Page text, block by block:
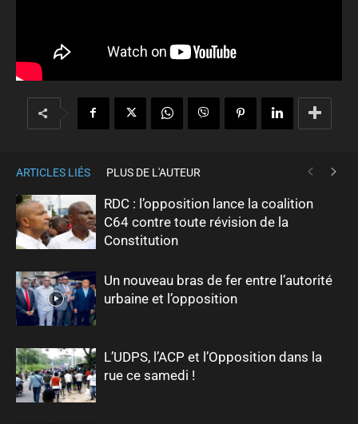
ARTICLES LIÉS PLUS DE L'AUTEUR
RDC : l’opposition lance la coalition
C64 contre toute révision de la
Constitution
Un nouveau bras de fer entre l’autorité
urbaine et l’opposition
L’UDPS, l’ACP et l’Opposition dans la
rue ce samedi !